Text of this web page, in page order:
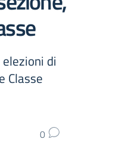
di
Classe
0